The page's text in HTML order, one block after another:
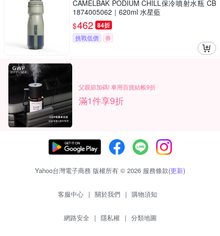
CAMELBAK PODIUM CHILL保冷噴射水瓶 CB
1874005062｜620ml 水星藍
$462 84折
挑戰低價 券
父親節加碼! 車用百貨結帳9折
滿1件享9折
Yahoo台灣電子商務 版權所有 © 2026 服務條款(更新)
客服中心 | 關於我們 | 購物須知
網路安全 | 隱私權 | 分類地圖